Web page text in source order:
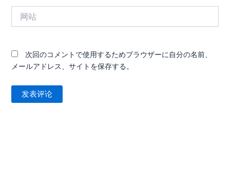
次回のコメントで使用するためブラウザーに自分の名前、
メールアドレス、サイトを保存する。